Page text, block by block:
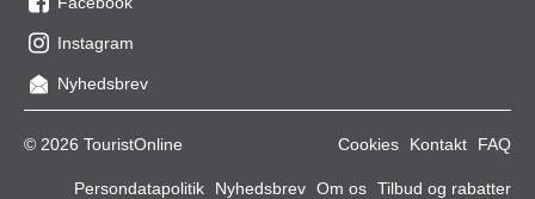
os
på
facebook
os
på
Instagram
Nyhedsbrev
© 2026 TouristOnline Cookies Kontakt FAQ
Persondatapolitik Nyhedsbrev Om os Tilbud og rabatter